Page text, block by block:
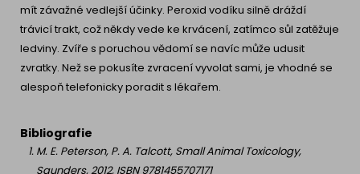
mít závažné vedlejší účinky. Peroxid vodíku silně dráždí
trávicí trakt, což někdy vede ke krvácení, zatímco sůl zatěžuje
ledviny. Zvíře s poruchou vědomí se navíc může udusit
zvratky. Než se pokusíte zvracení vyvolat sami, je vhodné se
alespoň telefonicky poradit s lékařem.
Bibliografie
M. E. Peterson, P. A. Talcott, Small Animal Toxicology,
Saunders, 2012, ISBN 9781455707171